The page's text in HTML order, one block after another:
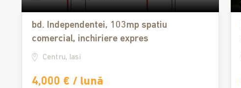
bd. Independentei, 103mp spatiu
comercial, inchiriere expres
Centru, Iasi
4,000 € / lună